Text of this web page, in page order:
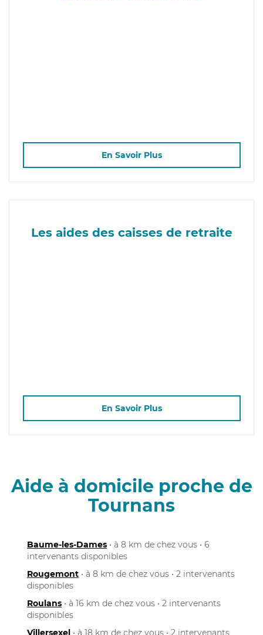
En Savoir Plus
Les aides des caisses de retraite
En Savoir Plus
Aide à domicile proche de
Tournans
Baume-les-Dames • à 8 km de chez vous • 6
intervenants disponibles
Rougemont • à 8 km de chez vous • 2 intervenants
disponibles
Roulans • à 16 km de chez vous • 2 intervenants
disponibles
Villersexel • à 18 km de chez vous • 2 intervenants